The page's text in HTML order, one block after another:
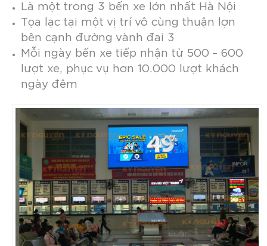
Là một trong 3 bến xe lớn nhất Hà Nội
Tọa lạc tại một vị trí vô cùng thuận lợn
bên cạnh đường vành đai 3
Mỗi ngày bến xe tiếp nhận từ 500 – 600
lượt xe, phục vụ hơn 10.000 lượt khách
ngày đêm